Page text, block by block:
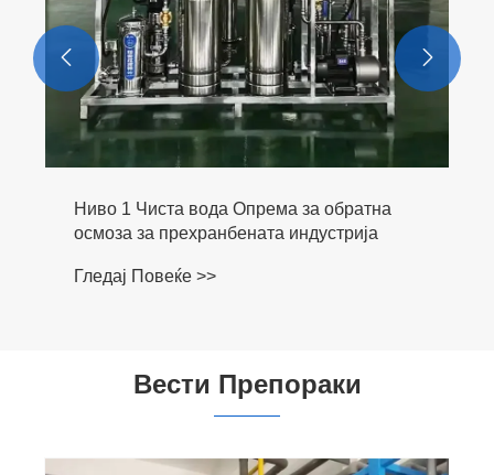
Ниво 1 Чиста вода Опрема за обратна
осмоза за прехранбената индустрија
Гледај Повеќе >>
 
Вести Препораки